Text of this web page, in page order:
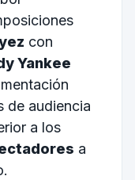
con
Yankee
de audiencia
a los
a